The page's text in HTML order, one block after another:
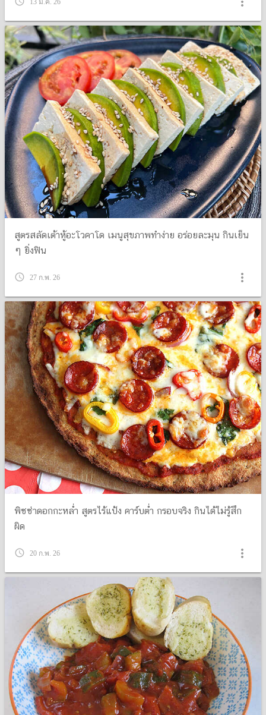
13 มี.ค. 26
สูตรสลัดเต้าหู้อะโวคาโด เมนูสุขภาพทำง่าย อร่อยละมุน กินเย็น
ๆ ยิ่งฟิน
query_builder 27 ก.พ. 26 more_vert
พิซซ่าดอกกะหล่ำ สูตรไร้แป้ง คาร์บต่ำ กรอบจริง กินได้ไม่รู้สึก
ผิด
query_builder 20 ก.พ. 26 more_vert